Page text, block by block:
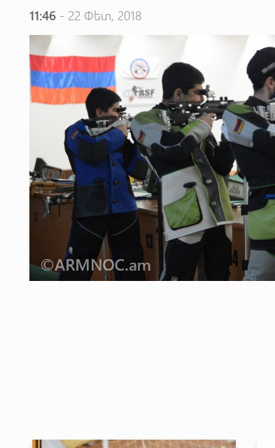
11:46 - 22 Փետ, 2018